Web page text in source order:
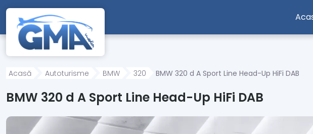
Mergi direct la conținutul principal
Acasă Autoturisme BMW 320 BMW 320 d A Sport Line Head-Up HiFi DAB
BMW 320 d A Sport Line Head-Up HiFi DAB